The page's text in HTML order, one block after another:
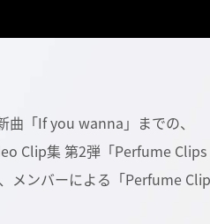
「If you wanna」までの、
Clip集 第2弾「Perfume
メンバーによる「Perfume